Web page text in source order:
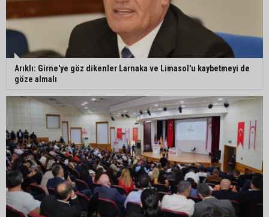
Arıklı: Girne'ye göz dikenler Larnaka ve Limasol'u kaybetmeyi de
göze almalı